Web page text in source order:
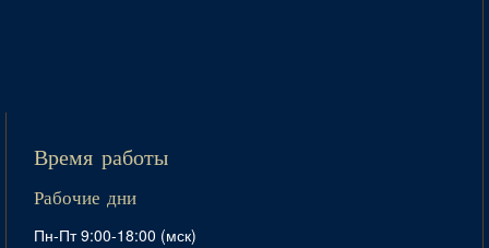
Время работы
Рабочие дни
Пн-Пт 9:00-18:00 (мск)